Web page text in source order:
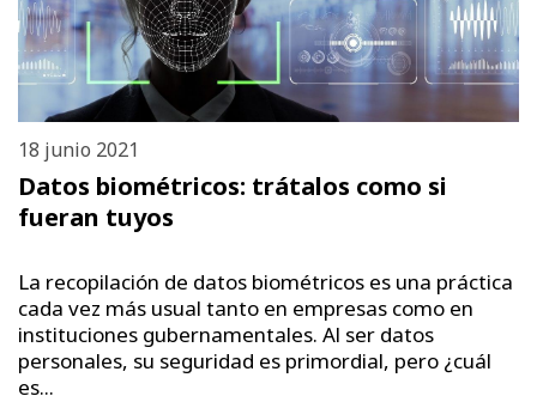
18 junio 2021
Datos biométricos: trátalos como si
fueran tuyos
La recopilación de datos biométricos es una práctica
cada vez más usual tanto en empresas como en
instituciones gubernamentales. Al ser datos
personales, su seguridad es primordial, pero ¿cuál
es...